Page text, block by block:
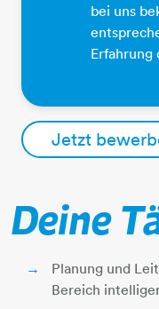
Deine
Planung und
Bereich
bei uns
Erfahrung
Jetzt